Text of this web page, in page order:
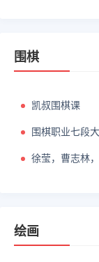
围棋
凯叔围棋课
围棋职业七段
绘画